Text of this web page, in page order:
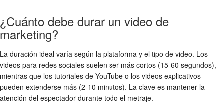
¿Cuánto debe durar un video de
marketing?
La duración ideal varía según la plataforma y el tipo de video. Los
videos para redes sociales suelen ser más cortos (15-60 segundos),
mientras que los tutoriales de YouTube o los videos explicativos
pueden extenderse más (2-10 minutos). La clave es mantener la
atención del espectador durante todo el metraje.